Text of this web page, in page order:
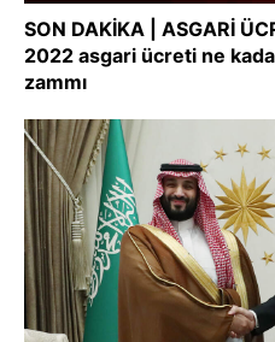
SON DAKİKA | ASGARİ
2022 asgari ücreti ne
zammı